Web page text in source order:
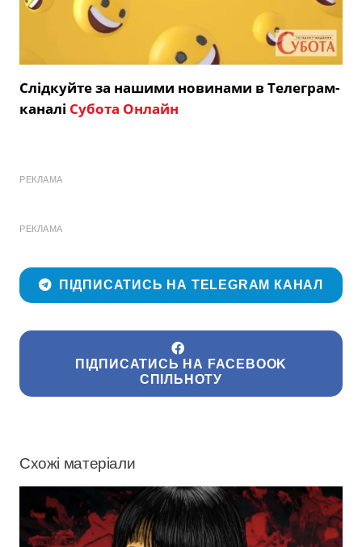
Слідкуйте за нашими новинами в Телеграм-
каналі Субота Онлайн
РЕКЛАМА
РЕКЛАМА
ПІДПИСАТИСЬ НА TELEGRAM КАНАЛ
ПІДПИСАТИСЬ НА FACEBOOK
СПІЛЬНОТУ
Схожі матеріали